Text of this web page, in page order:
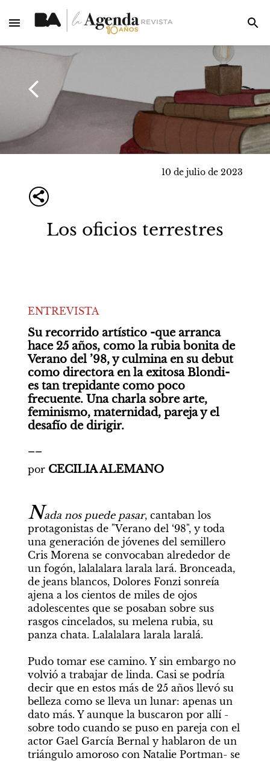
10 de julio de 2023
Los oficios terrestres
ENTREVISTA
Su recorrido artístico -que arranca
hace 25 años, como la rubia bonita de
Verano del ’98, y culmina en su debut
como directora en la exitosa Blondi-
es tan trepidante como poco
frecuente. Una charla sobre arte,
feminismo, maternidad, pareja y el
desafío de dirigir.
por CECILIA ALEMANO
Nada nos puede pasar, cantaban los
protagonistas de "Verano del ‘98", y toda
una generación de jóvenes del semillero
Cris Morena se convocaban alrededor de
un fogón, lalalalara larala lará. Bronceada,
de jeans blancos, Dolores Fonzi sonreía
ajena a los cientos de miles de ojos
adolescentes que se posaban sobre sus
rasgos cincelados, su melena rubia, su
panza chata. Lalalalara larala laralá.
Pudo tomar ese camino. Y sin embargo no
volvió a trabajar de linda. Casi se podría
decir que en estos más de 25 años llevó su
belleza como se lleva un lunar: apenas un
dato más. Y aunque la buscaron por allí -
sobre todo cuando se puso en pareja con el
actor Gael García Bernal y hablaron de un
triángulo amoroso con Natalie Portman- se